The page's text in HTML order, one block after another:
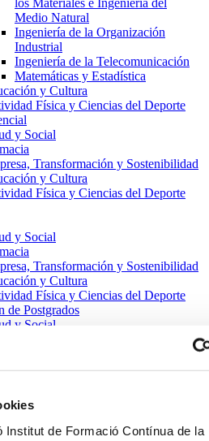
Institut de Formació Contínua de la
los Materiales e Ingeniería del
Medio Natural
Ingeniería de la Organización
Industrial
Ingeniería de la Telecomunicación
Matemáticas y Estadística
y Cultura
Física y Ciencias del Deporte
y Social
Transformación y Sostenibilidad
y Cultura
Física y Ciencias del Deporte
y Social
Transformación y Sostenibilidad
y Cultura
Física y Ciencias del Deporte
de Postgrados
y Social
Transformación y Sostenibilidad
y Cultura
y Social